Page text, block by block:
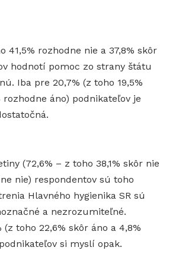
41,5% rozhodne nie a 37,8% skôr
hodnotí pomoc zo strany štátu
Iba pre 20,7% (z toho 19,5%
rozhodne áno) podnikateľov je
(72,6% – z toho 38,1% skôr nie
nie) respondentov sú toho
Hlavného hygienika SR sú
a nezrozumiteľné.
(z toho 22,6% skôr áno a 4,8%
si myslí opak.